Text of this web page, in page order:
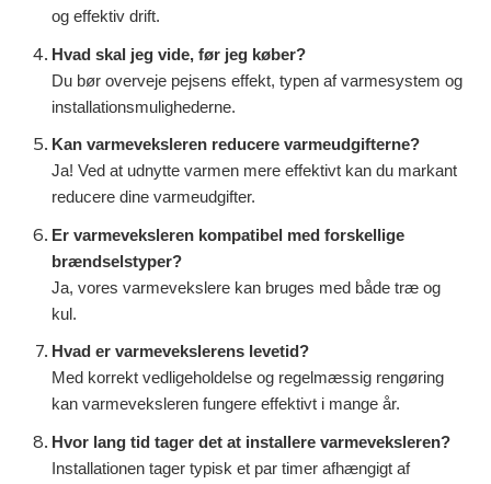
og effektiv drift.
Hvad skal jeg vide, før jeg køber?
Du bør overveje pejsens effekt, typen af varmesystem og
installationsmulighederne.
Kan varmeveksleren reducere varmeudgifterne?
Ja! Ved at udnytte varmen mere effektivt kan du markant
reducere dine varmeudgifter.
Er varmeveksleren kompatibel med forskellige
brændselstyper?
Ja, vores varmevekslere kan bruges med både træ og
kul.
Hvad er varmevekslerens levetid?
Med korrekt vedligeholdelse og regelmæssig rengøring
kan varmeveksleren fungere effektivt i mange år.
Hvor lang tid tager det at installere varmeveksleren?
Installationen tager typisk et par timer afhængigt af